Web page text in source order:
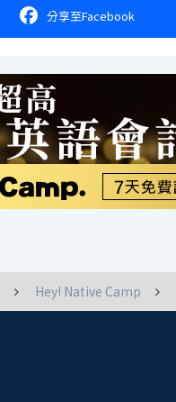
分享至Facebook
Hey! Native Camp